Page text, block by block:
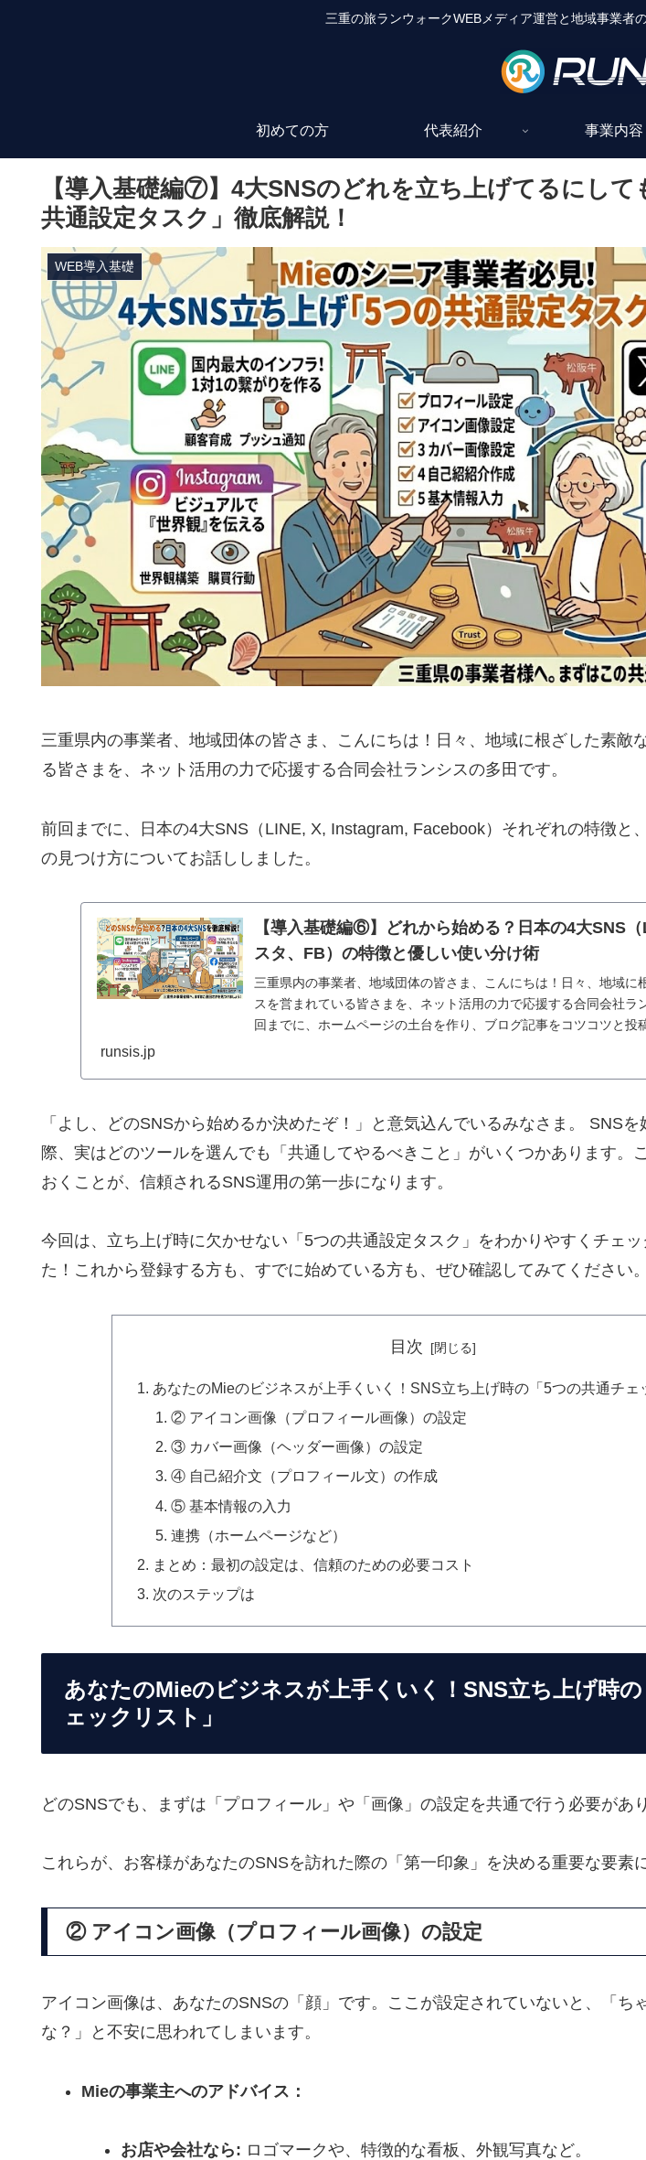
三重の旅ランウォークWEBメディア運営と地域事業者
初めての方 代表紹介 事業内容
【導入基礎編⑦】4大SNSのどれを立ち上げてるにして
共通設定タスク」徹底解説！
WEB導入基礎
三重県内の事業者、地域団体の皆さま、こんにちは！日々、地域に根ざした素敵
る皆さまを、ネット活用の力で応援する合同会社ランシスの多田です。
前回までに、 日本の4大SNS（LINE, X, Instagram, Facebook）それぞれの特徴と、
の見つけ方についてお話ししました。
【導入基礎編⑥】どれから始める？日本の4大SNS
スタ、FB）の特徴と優しい使い分け術
三重県内の事業者、地域団体の皆さま、こんにちは！日々、地域に
スを営まれている皆さまを、ネット活用の力で応援する合同会社ラ
回までに、ホームページの土台を作り、ブログ記事をコツコツと投
runsis.jp
「よし、 どのSNSから始めるか決めたぞ！」と意気込んでいるみなさま。
SNSを
際、 実はどのツールを選んでも「共通してやるべきこと」がいくつかあります。
おくことが、 信頼されるSNS運用の第一歩になります。
今回は、 立ち上げ時に欠かせない「5つの共通設定タスク」をわかりやすくチェ
た！これから登録する方も、 すでに始めている方も、 ぜひ確認してみてください。
目次
あなたのMieのビジネスが上手くいく！SNS立ち上げ時の「5つの共通チェ
② アイコン画像（プロフィール画像）の設定
③ カバー画像（ヘッダー画像）の設定
④ 自己紹介文（プロフィール文）の作成
⑤ 基本情報の入力
連携（ホームページなど）
まとめ：最初の設定は、信頼のための必要コスト
次のステップは
あなたのMieのビジネスが上手くいく！SNS立ち上げ時
ェックリスト」
どのSNSでも、 まずは「プロフィール」や「画像」の設定を共通で行う必要があ
これらが、 お客様があなたのSNSを訪れた際の「第一印象」を決める重要な要素
② アイコン画像（プロフィール画像）の設定
アイコン画像は、 あなたのSNSの「顔」です。 ここが設定されていないと、
「ち
な？」と不安に思われてしまいます。
Mieの事業主へのアドバイス：
お店や会社なら: ロゴマークや、特徴的な看板、外観写真など。